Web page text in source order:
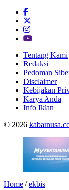
Tentang Kami
Redaksi
Pedoman
Disclaimer
Kebijakan
Karya Anda
Info Iklan
© 2026
Home /ekbis